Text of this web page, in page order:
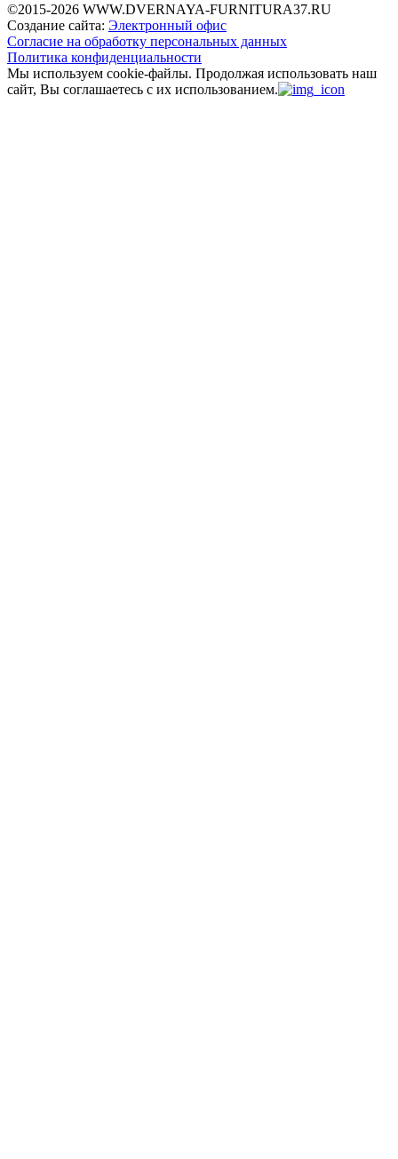
©2015-2026 WWW.DVERNAYA-FURNITURA37.RU
Создание сайта: Электронный офис
Согласие на обработку персональных данных
Политика конфиденциальности
Мы используем cookie-файлы. Продолжая использовать наш
сайт, Вы соглашаетесь с их использованием.